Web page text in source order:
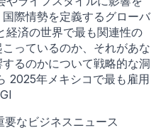
際情勢を定義するグローバ
経済の世界で最も関連性の
っているのか、それがあな
るのかについて戦略的な洞
2025年メキシコで最も雇用
なビジネスニュース